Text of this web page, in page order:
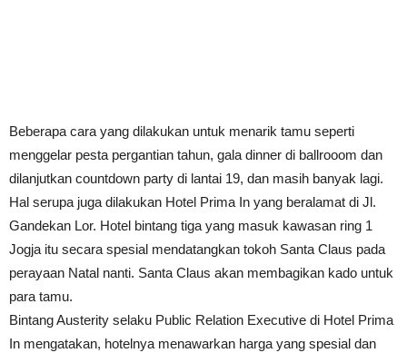
Beberapa cara yang dilakukan untuk menarik tamu seperti
menggelar pesta pergantian tahun, gala dinner di ballrooom dan
dilanjutkan countdown party di lantai 19, dan masih banyak lagi.
Hal serupa juga dilakukan Hotel Prima In yang beralamat di Jl.
Gandekan Lor. Hotel bintang tiga yang masuk kawasan ring 1
Jogja itu secara spesial mendatangkan tokoh Santa Claus pada
perayaan Natal nanti. Santa Claus akan membagikan kado untuk
para tamu.
Bintang Austerity selaku Public Relation Executive di Hotel Prima
In mengatakan, hotelnya menawarkan harga yang spesial dan